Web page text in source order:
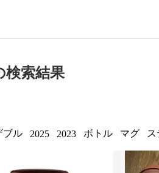
索結果
ブル 2025 2023 ボトル マグ